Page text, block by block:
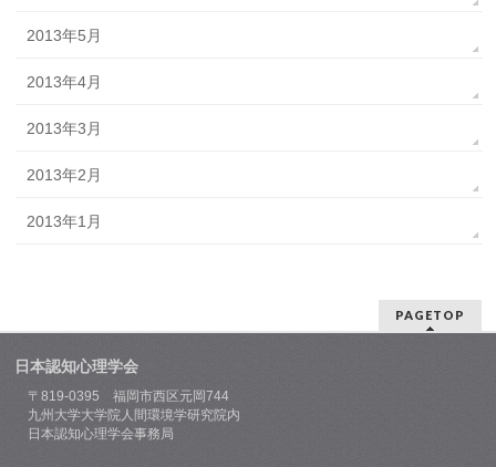
2013年5月
2013年4月
2013年3月
2013年2月
2013年1月
PAGETOP
日本認知心理学会
〒819-0395 福岡市西区元岡744
九州大学大学院人間環境学研究院内
日本認知心理学会事務局